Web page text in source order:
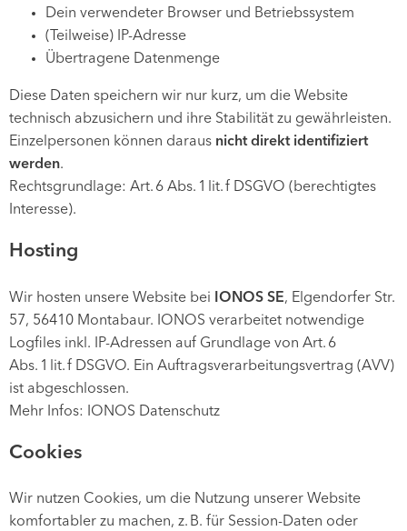
Dein verwendeter Browser und Betriebssystem
(Teilweise) IP-Adresse
Übertragene Datenmenge
Diese Daten speichern wir nur kurz, um die Website
technisch abzusichern und ihre Stabilität zu gewährleisten.
Einzelpersonen können daraus nicht direkt identifiziert
werden.
Rechtsgrundlage: Art. 6 Abs. 1 lit. f DSGVO (berechtigtes
Interesse).
Hosting
Wir hosten unsere Website bei IONOS SE, Elgendorfer Str.
57, 56410 Montabaur. IONOS verarbeitet notwendige
Logfiles inkl. IP-Adressen auf Grundlage von Art. 6
Abs. 1 lit. f DSGVO. Ein Auftragsverarbeitungsvertrag (AVV)
ist abgeschlossen.
Mehr Infos: IONOS Datenschutz
Cookies
Wir nutzen Cookies, um die Nutzung unserer Website
komfortabler zu machen, z. B. für Session-Daten oder